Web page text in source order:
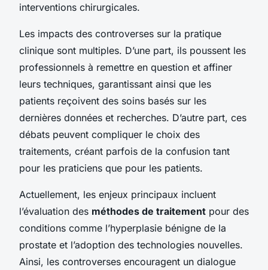
interventions chirurgicales.
Les impacts des controverses sur la pratique
clinique sont multiples. D’une part, ils poussent les
professionnels à remettre en question et affiner
leurs techniques, garantissant ainsi que les
patients reçoivent des soins basés sur les
dernières données et recherches. D’autre part, ces
débats peuvent compliquer le choix des
traitements, créant parfois de la confusion tant
pour les praticiens que pour les patients.
Actuellement, les enjeux principaux incluent
l’évaluation des méthodes de traitement pour des
conditions comme l’hyperplasie bénigne de la
prostate et l’adoption des technologies nouvelles.
Ainsi, les controverses encouragent un dialogue